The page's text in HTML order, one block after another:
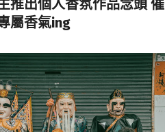
推出個人香氛作品念頭 催
屬香氣ing